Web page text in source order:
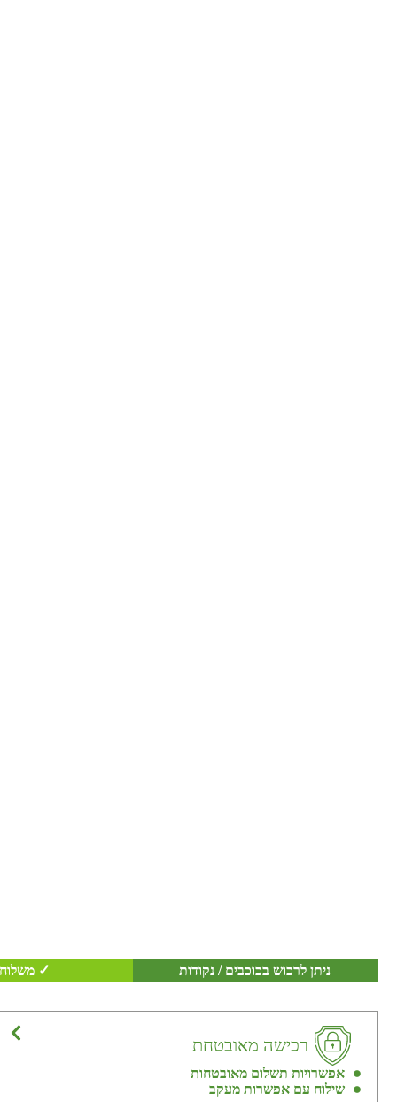
ניתן לרכוש בכוכבים / נקודות ✓ משלוח
רכישה מאובטחת
אפשרויות תשלום מאובטחות
שילוח עם אפשרות מעקב